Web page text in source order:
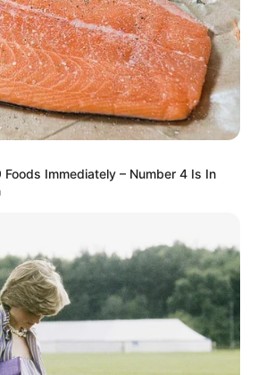
sobre a importância vital da
mês foi escolhido porque registrava-
de doações comparado as outros. A
de Saúde de Paraguaçu Paulista
lembrando que cada bolsa
o poder de salvar até quatro vidas.
doadores de sangue é urgente e
são essenciais para pacientes em
Foods Immediately – Number 4 Is In